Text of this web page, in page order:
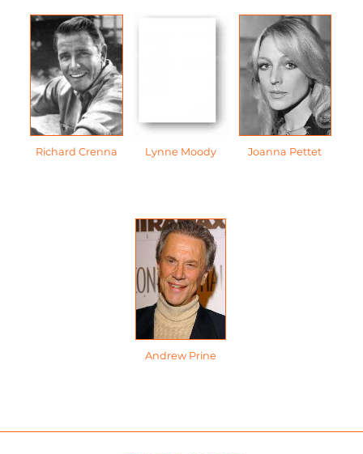
Richard Crenna Lynne Moody Joanna Pettet
Andrew Prine